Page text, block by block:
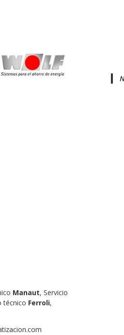
Manaut, Servicio
técnico Ferroli,